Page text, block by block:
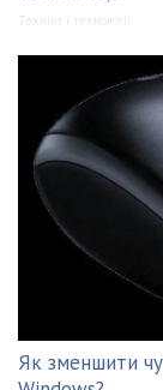
Техніка і технології
Як зменшити